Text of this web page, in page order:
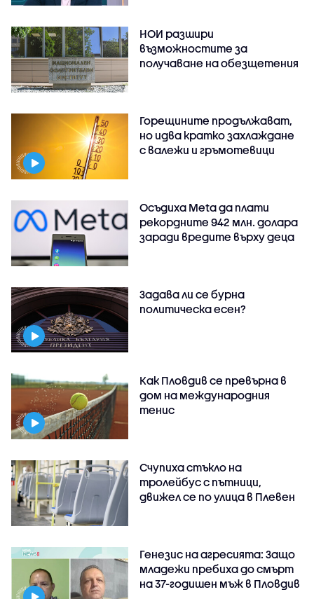
НОИ разшири
възможностите за
получаване на обезщетения
Горещините продължават,
но идва кратко захлаждане
с валежи и гръмотевици
Осъдиха Meta да плати
рекордните 942 млн. долара
заради вредите върху деца
Задава ли се бурна
политическа есен?
Как Пловдив се превърна в
дом на международния
тенис
Счупиха стъкло на
тролейбус с пътници,
движел се по улица в Плевен
Генезис на агресията: Защо
младежи пребиха до смърт
на 37-годишен мъж в Пловдив